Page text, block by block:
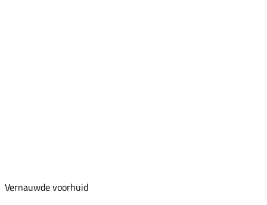
Vernauwde voorhuid